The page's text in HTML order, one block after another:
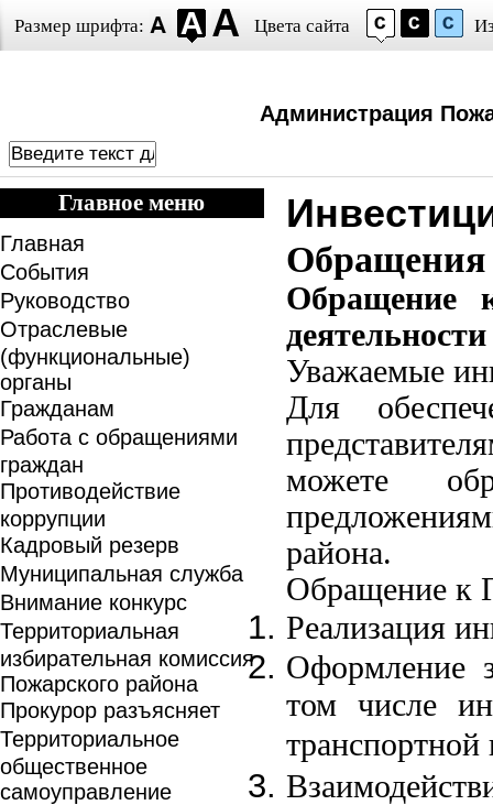
Размер шрифта: Цвета сайта
Администрация
Главное меню
Главная
События
Руководство
Отраслевые
(функциональные)
органы
Гражданам
Работа с обращениями
граждан
Противодействие
коррупции
Кадровый резерв
Муниципальная служба
Внимание конкурс
Территориальная
избирательная комиссия
Пожарского района
Прокурор разъясняет
Территориальное
общественное
самоуправление
Обращения
Обращение
деятельности
Уважаемые
Для
можете
района.
Обращение к
Реализация
Оформление
том числе